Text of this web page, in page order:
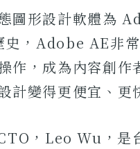
態圖形設計軟體
，Adobe AE非
作，成為內容創
計變得更便宜、更
，Leo Wu，是